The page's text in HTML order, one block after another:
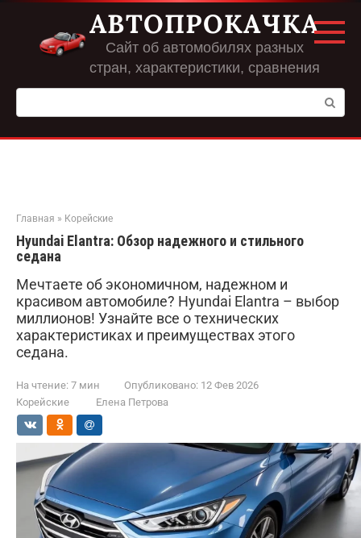
Перейти
контенту
АВТОПРОКАЧКА
Сайт об автомобилях разных
стран, характеристики, сравнения
Поиск:
Главная » Корейские
Hyundai Elantra: Обзор надежного и стильного
седана
Мечтаете об экономичном, надежном и
красивом автомобиле? Hyundai Elantra – выбор
миллионов! Узнайте все о технических
характеристиках и преимуществах этого
седана.
На чтение: 7 мин Опубликовано: 12 Фев 2026
Корейские
Елена Петрова